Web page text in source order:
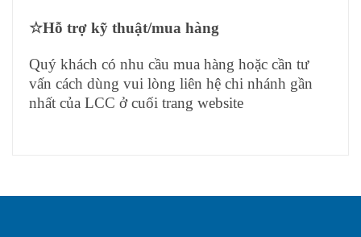
☆Hỗ trợ kỹ thuật/mua hàng
Quý khách có nhu cầu mua hàng hoặc cần tư
vấn cách dùng vui lòng liên hệ chi nhánh gần
nhất của LCC ở cuối trang website